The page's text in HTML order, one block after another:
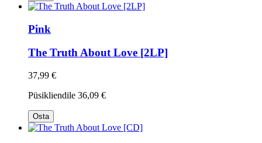
Pink
The Truth About Love [2LP]
37,99 €
Püsikliendile 36,09 €
Osta